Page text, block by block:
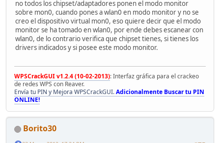
no todos los chipset/adaptadores ponen el modo monitor
sobre mon0, cuando pones a wlan0 en modo monitor y no se
creo el dispositivo virtual mon0, eso quiere decir que el modo
monitor se ha tomado en wlan0, por ende debes escanear con
wlan0, de lo contrario verifica que chipset tienes, si tienes los
drivers indicados y si posee este modo monitor.
WPSCrackGUI v1.2.4 (10-02-2013): Interfaz gráfica para el crackeo
de redes WPS con Reaver.
Envía tu PIN y Mejora WPSCrackGUI.Adicionalmente Buscar tu PIN
ONLINE!
Borito30